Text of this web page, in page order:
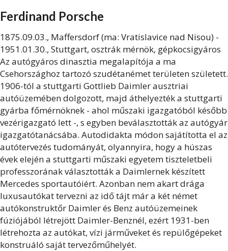
Ferdinand Porsche
1875.09.03., Maffersdorf (ma: Vratislavice nad Nisou) -
1951.01.30., Stuttgart, osztrák mérnök, gépkocsigyáros
Az autógyáros dinasztia megalapítója a ma
Csehországhoz tartozó szudétanémet területen született.
1906-tól a stuttgarti Gottlieb Daimler ausztriai
autóüzemében dolgozott, majd áthelyezték a stuttgarti
gyárba főmérnöknek - ahol műszaki igazgatóból később
vezérigazgató lett -, s egyben beválasztották az autógyár
igazgatótanácsába. Autodidakta módon sajátította el az
autótervezés tudományát, olyannyira, hogy a húszas
évek elején a stuttgarti műszaki egyetem tiszteletbeli
professzorának választották a Daimlernek készített
Mercedes sportautóiért. Azonban nem akart drága
luxusautókat tervezni az idő tájt már a két német
autókonstruktőr Daimler és Benz autóüzemeinek
fúziójából létrejött Daimler-Benznél, ezért 1931-ben
létrehozta az autókat, vízi járműveket és repülőgépeket
konstruáló saját tervezőműhelyét.